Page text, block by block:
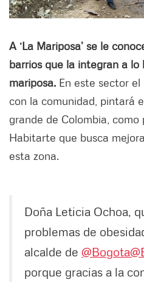
A ‘La Mariposa’ se le
barrios que la integran a lo
mariposa. En este sector
con la comunidad, pintará
grande de Colombia,
Habitarte que busca
esta zona.
Doña Leticia Ochoa,
problemas de
alcalde de @Bogota
porque gracias a la